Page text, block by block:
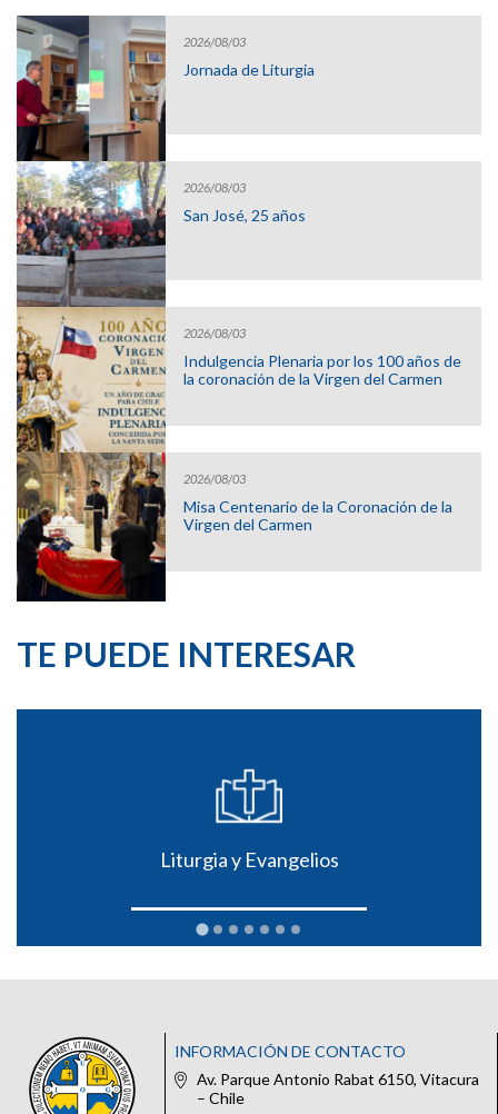
2026/08/03
Jornada de Liturgia
2026/08/03
San José, 25 años
2026/08/03
Indulgencia Plenaria por los 100 años de
la coronación de la Virgen del Carmen
2026/08/03
Misa Centenario de la Coronación de la
Virgen del Carmen
TE PUEDE INTERESAR
Liturgia y Evangelios
INFORMACIÓN DE CONTACTO
Av. Parque Antonio Rabat 6150, Vitacura
– Chile